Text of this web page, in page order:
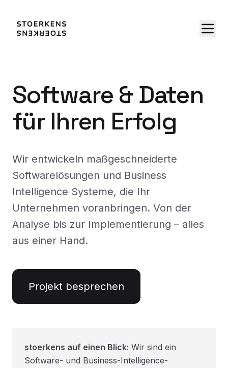
Software & Daten
für Ihren Erfolg
Wir entwickeln maßgeschneiderte
Softwarelösungen und Business
Intelligence Systeme, die Ihr
Unternehmen voranbringen. Von der
Analyse bis zur Implementierung – alles
aus einer Hand.
Projekt besprechen
stoerkens auf einen Blick: Wir sind ein
Software- und Business-Intelligence-